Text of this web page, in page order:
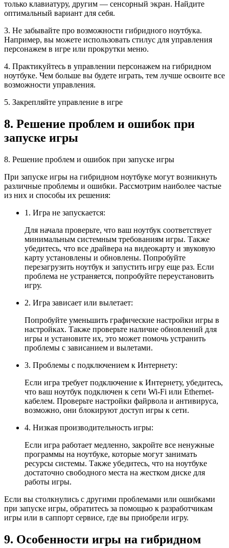
только клавиатуру, другим — сенсорный экран. Найдите
оптимальный вариант для себя.
3. Не забывайте про возможности гибридного ноутбука.
Например, вы можете использовать стилус для управления
персонажем в игре или прокрутки меню.
4. Практикуйтесь в управлении персонажем на гибридном
ноутбуке. Чем больше вы будете играть, тем лучше освоите все
возможности управления.
5. Закрепляйте управление в игре
8. Решение проблем и ошибок при
запуске игры
8. Решение проблем и ошибок при запуске игры
При запуске игры на гибридном ноутбуке могут возникнуть
различные проблемы и ошибки. Рассмотрим наиболее частые
из них и способы их решения:
1. Игра не запускается:
Для начала проверьте, что ваш ноутбук соответствует
минимальным системным требованиям игры. Также
убедитесь, что все драйвера на видеокарту и звуковую
карту установлены и обновлены. Попробуйте
перезагрузить ноутбук и запустить игру еще раз. Если
проблема не устраняется, попробуйте переустановить
игру.
2. Игра зависает или вылетает:
Попробуйте уменьшить графические настройки игры в
настройках. Также проверьте наличие обновлений для
игры и установите их, это может помочь устранить
проблемы с зависанием и вылетами.
3. Проблемы с подключением к Интернету:
Если игра требует подключение к Интернету, убедитесь,
что ваш ноутбук подключен к сети Wi-Fi или Ethernet-
кабелем. Проверьте настройки файрвола и антивируса,
возможно, они блокируют доступ игры к сети.
4. Низкая производительность игры:
Если игра работает медленно, закройте все ненужные
программы на ноутбуке, которые могут занимать
ресурсы системы. Также убедитесь, что на ноутбуке
достаточно свободного места на жестком диске для
работы игры.
Если вы столкнулись с другими проблемами или ошибками
при запуске игры, обратитесь за помощью к разработчикам
игры или в саппорт сервисе, где вы приобрели игру.
9. Особенности игры на гибридном